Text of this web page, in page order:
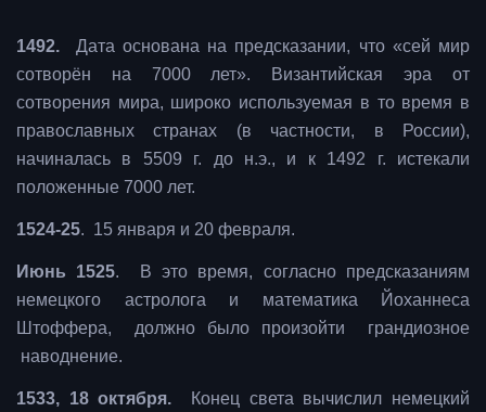
1492.
Дата основана на предсказании, что «сей мир
сотворён на 7000 лет». Византийская эра от
сотворения мира, широко используемая в то время в
православных странах (в частности, в России),
начиналась в 5509 г. до н.э., и к 1492 г. истекали
положенные 7000 лет.
1524-25. 15 января и 20 февраля.
Июнь 1525. В это время, согласно предсказаниям
немецкого астролога и математика Йоханнеса
Штоффера, должно было произойти грандиозное
наводнение.
1533, 18 октября. Конец света вычислил немецкий